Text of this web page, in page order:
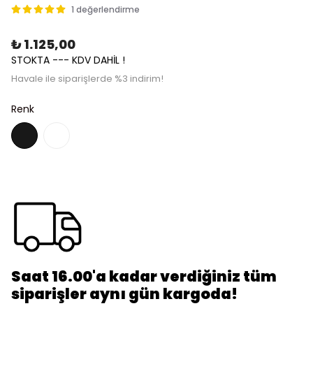
1 değerlendirme
₺ 1.125,00
STOKTA --- KDV DAHİL !
Havale ile siparişlerde %3 indirim!
Renk
Saat 16.00'a kadar verdiğiniz tüm
siparişler aynı gün kargoda!